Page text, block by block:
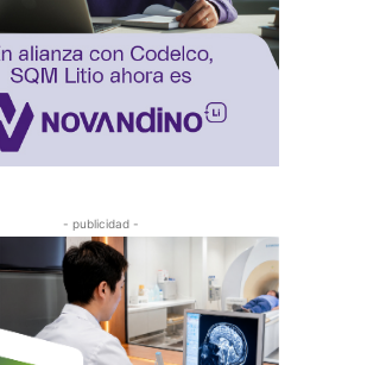
- publicidad -